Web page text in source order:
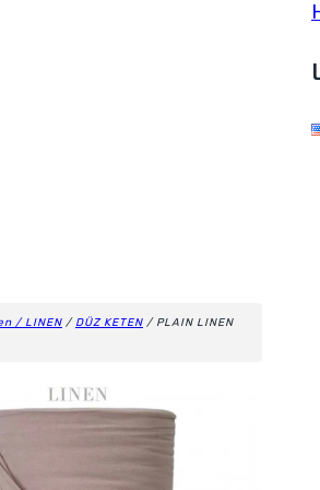
/ LINEN / DÜZ KETEN / PLAIN LINEN